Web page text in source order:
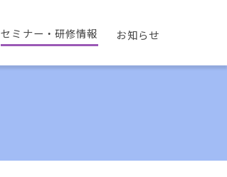
セミナー・研修情報 お知らせ